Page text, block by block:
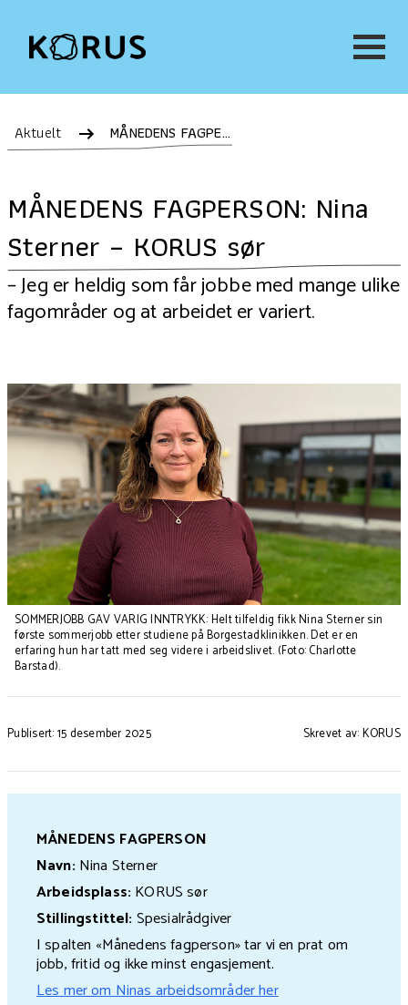
Aktuelt MÅNEDENS FAGPERSON: Nina Sterner – KORUS sør
MÅNEDENS FAGPERSON: Nina
Sterner – KORUS sør
– Jeg er heldig som får jobbe med mange ulike
fagområder og at arbeidet er variert.
SOMMERJOBB GAV VARIG INNTRYKK: Helt tilfeldig fikk Nina Sterner sin
første sommerjobb etter studiene på Borgestadklinikken. Det er en
erfaring hun har tatt med seg videre i arbeidslivet. (Foto: Charlotte
Barstad).
Publisert: 15 desember 2025 Skrevet av: KORUS
MÅNEDENS FAGPERSON
Navn: Nina Sterner
Arbeidsplass: KORUS sør
Stillingstittel: Spesialrådgiver
I spalten «Månedens fagperson» tar vi en prat om
jobb, fritid og ikke minst engasjement.
Les mer om Ninas arbeidsområder her